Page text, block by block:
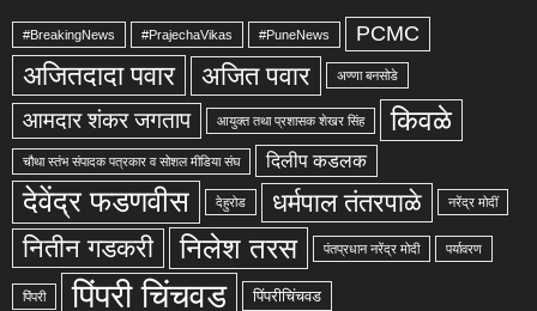
#BreakingNews #PrajechaVikas #PuneNews PCMC
अजितदादा पवार अजित पवार अण्णा बनसोडे
आमदार शंकर जगताप आयुक्त तथा प्रशासक शेखर सिंह किवळे
चौथा स्तंभ संपादक पत्रकार व सोशल मीडिया संघ दिलीप कडलक
देवेंद्र फडणवीस देहुरोड धर्मपाल तंतरपाळे नरेंद्र मोदीं
नितीन गडकरी निलेश तरस पंतप्रधान नरेंद्र मोदी पर्यावरण
पिंपरी पिंपरी चिंचवड पिंपरीचिंचवड